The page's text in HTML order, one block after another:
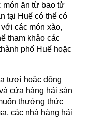
món ăn từ bao tử
tại Huế có thể có
các món xào,
tham khảo các
phố Huế hoặc
tươi hoặc đông
cửa hàng hải sản
thưởng thức
các nhà hàng hải